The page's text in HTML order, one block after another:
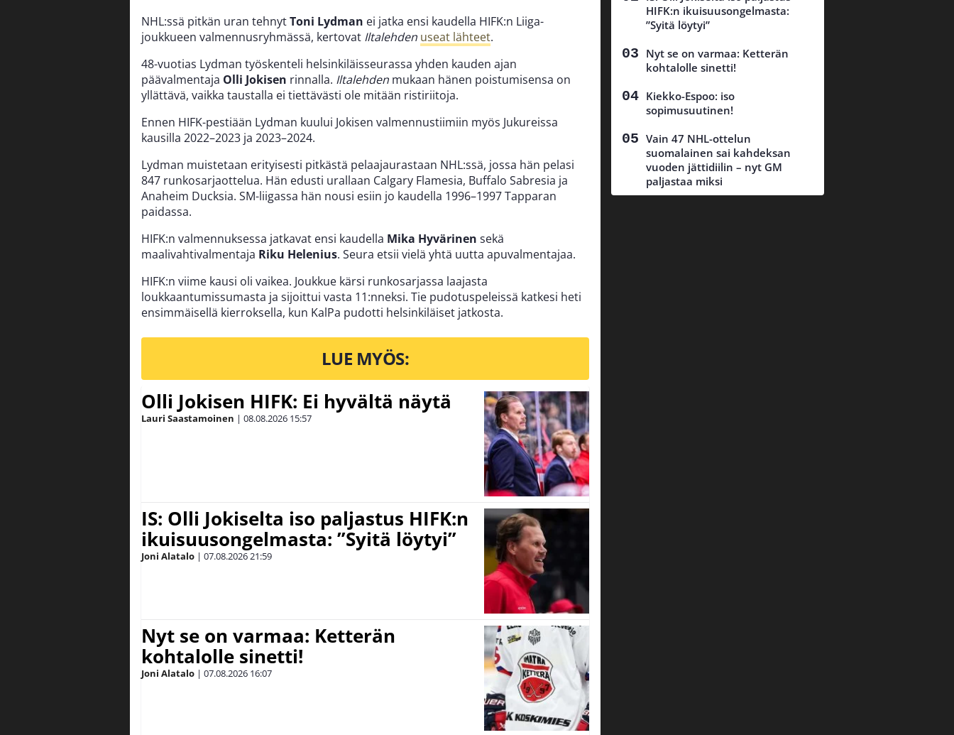
NHL:ssä pitkän uran tehnytToni Lydman ei jatka ensi kaudella HIFK:n Liiga-
joukkueen valmennusryhmässä, kertovat Iltalehden useat lähteet.
48-vuotias Lydman työskenteli helsinkiläisseurassa yhden kauden ajan
päävalmentaja Olli Jokisen rinnalla. Iltalehden mukaan hänen poistumisensa on
yllättävä, vaikka taustalla ei tiettävästi ole mitään ristiriitoja.
Ennen HIFK-pestiään Lydman kuului Jokisen valmennustiimiin myös Jukureissa
kausilla 2022–2023 ja 2023–2024.
Lydman muistetaan erityisesti pitkästä pelaajaurastaan NHL:ssä, jossa hän pelasi
847 runkosarjaottelua. Hän edusti urallaan Calgary Flamesia, Buffalo Sabresia ja
Anaheim Ducksia. SM-liigassa hän nousi esiin jo kaudella 1996–1997 Tapparan
paidassa.
HIFK:n valmennuksessa jatkavat ensi kaudella Mika Hyvärinen sekä
maalivahtivalmentaja Riku Helenius. Seura etsii vielä yhtä uutta apuvalmentajaa.
HIFK:n viime kausi oli vaikea. Joukkue kärsi runkosarjassa laajasta
loukkaantumissumasta ja sijoittui vasta 11:nneksi. Tie pudotuspeleissä katkesi heti
ensimmäisellä kierroksella, kun KalPa pudotti helsinkiläiset jatkosta.
LUE MYÖS:
Olli Jokisen HIFK: Ei hyvältä näytä
Lauri Saastamoinen | 08.08.2026 15:57
IS: Olli Jokiselta iso paljastus HIFK:n
ikuisuusongelmasta: ”Syitä löytyi”
Joni Alatalo | 07.08.202621:59
Nyt se on varmaa: Ketterän
kohtalolle sinetti!
Joni Alatalo | 07.08.2026 16:07
HIFK:n ikuisuusongelmasta:
”Syitä löytyi”
Nyt se on varmaa: Ketterän
kohtalolle sinetti!
Kiekko-Espoo: iso
sopimusuutinen!
Vain 47 NHL-ottelun
suomalainen sai kahdeksan
vuoden jättidiilin – nyt GM
paljastaa miksi